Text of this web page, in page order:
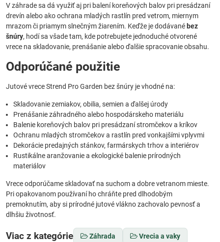
V záhrade sa dá využiť aj pri balení koreňových balov pri presádzaní
drevín alebo ako ochrana mladých rastlín pred vetrom, miernym
mrazom či priamym slnečným žiarením. Keďže je dodávané bez
šnúry, hodí sa všade tam, kde potrebujete jednoduché otvorené
vrece na skladovanie, prenášanie alebo ďalšie spracovanie obsahu.
Odporúčané použitie
Jutové vrece Strend Pro Garden bez šnúry je vhodné na:
Skladovanie zemiakov, obilia, semien a ďalšej úrody
Prenášanie záhradného alebo hospodárskeho materiálu
Balenie koreňových balov pri presádzaní stromčekov a kríkov
Ochranu mladých stromčekov a rastlín pred vonkajšími vplyvmi
Dekorácie predajných stánkov, farmárskych trhov a interiérov
Rustikálne aranžovanie a ekologické balenie prírodných
materiálov
Vrece odporúčame skladovať na suchom a dobre vetranom mieste.
Pri opakovanom používaní ho chráňte pred dlhodobým
premoknutím, aby si prírodné jutové vlákno zachovalo pevnosť a
dlhšiu životnosť.
Viac z kategórie Záhrada Vrecia a vaky